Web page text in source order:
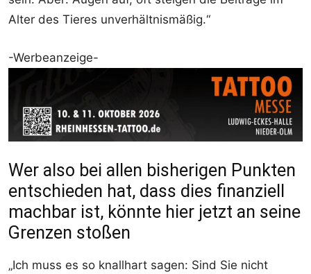
Alter des Tieres unverhältnismäßig.“
-Werbeanzeige-
Wer also bei allen bisherigen Punkten
entschieden hat, dass dies finanziell
machbar ist, könnte hier jetzt an seine
Grenzen stoßen
„Ich muss es so knallhart sagen: Sind Sie nicht